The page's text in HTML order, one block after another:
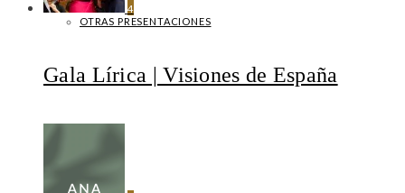
4
OTRAS PRESENTACIONES
Gala Lírica | Visiones de España